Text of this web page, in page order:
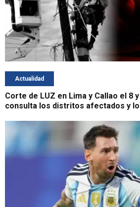
Actualidad
Corte de LUZ en Lima y Callao el 8
consulta los distritos afectados y